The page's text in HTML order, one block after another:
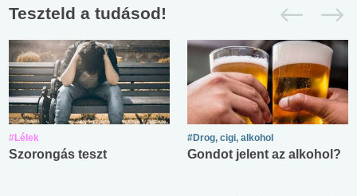
Teszteld a tudásod!
#Lélek
Szorongás teszt
#Drog, cigi, alkohol
Gondot jelent az alkohol?